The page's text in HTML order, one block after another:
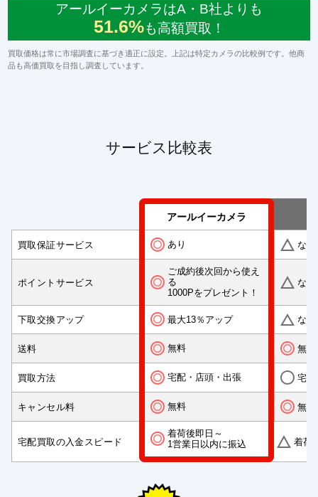
アールイーカメラはA・B社よりも
51.6%も高額買取！
買取価格は常に市場調査に基づき適正に設定。上記は特定カメラの比較例です。他商
品も高価買取を目指し調査しています。
サービス比較表
アールイーカメラ
買取保証サービス あり なし
ポイントサービス
ご成約後次回から使え
る
1000Pをプレゼント！
なし
下取交換アップ 最大13％アップ なし
送料 無料 無料
買取方法 宅配・店頭・出張 宅配
キャンセル料 無料 無料
宅配買取の入金スピード
着荷後即日～
1営業日以内に振込
着荷